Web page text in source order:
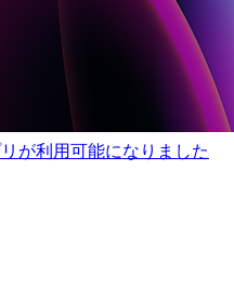
が利用可能になりました